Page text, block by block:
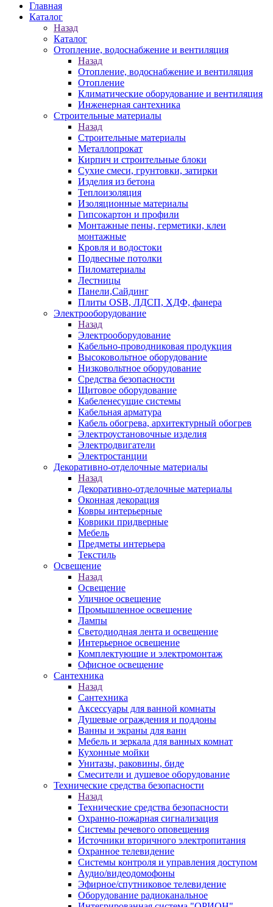
Главная
Каталог
Назад
Каталог
Отопление, водоснабжение и вентиляция
Назад
Отопление, водоснабжение и вентиляция
Отопление
Климатические оборудование и вентиляция
Инженерная сантехника
Строительные материалы
Назад
Строительные материалы
Металлопрокат
Кирпич и строительные блоки
Сухие смеси, грунтовки, затирки
Изделия из бетона
Теплоизоляция
Изоляционные материалы
Гипсокартон и профили
Монтажные пены, герметики, клеи
монтажные
Кровля и водостоки
Подвесные потолки
Пиломатериалы
Лестницы
Панели,Сайдинг
Плиты OSB, ЛДСП, ХДФ, фанера
Электрооборудование
Назад
Электрооборудование
Кабельно-проводниковая продукция
Высоковольтное оборудование
Низковольтное оборудование
Средства безопасности
Щитовое оборудование
Кабеленесущие системы
Кабельная арматура
Кабель обогрева, архитектурный обогрев
Электроустановочные изделия
Электродвигатели
Электростанции
Декоративно-отделочные материалы
Назад
Декоративно-отделочные материалы
Оконная декорация
Ковры интерьерные
Коврики придверные
Мебель
Предметы интерьера
Текстиль
Освещение
Назад
Освещение
Уличное освещение
Промышленное освещение
Лампы
Светодиодная лента и освещение
Интерьерное освещение
Комплектующие и электромонтаж
Офисное освещение
Сантехника
Назад
Сантехника
Аксессуары для ванной комнаты
Душевые ограждения и поддоны
Ванны и экраны для ванн
Мебель и зеркала для ванных комнат
Кухонные мойки
Унитазы, раковины, биде
Смесители и душевое оборудование
Технические средства безопасности
Назад
Технические средства безопасности
Охранно-пожарная сигнализация
Системы речевого оповещения
Источники вторичного электропитания
Охранное телевидение
Системы контроля и управления доступом
Аудио/видеодомофоны
Эфирное/спутниковое телевидение
Оборудование радиоканальное